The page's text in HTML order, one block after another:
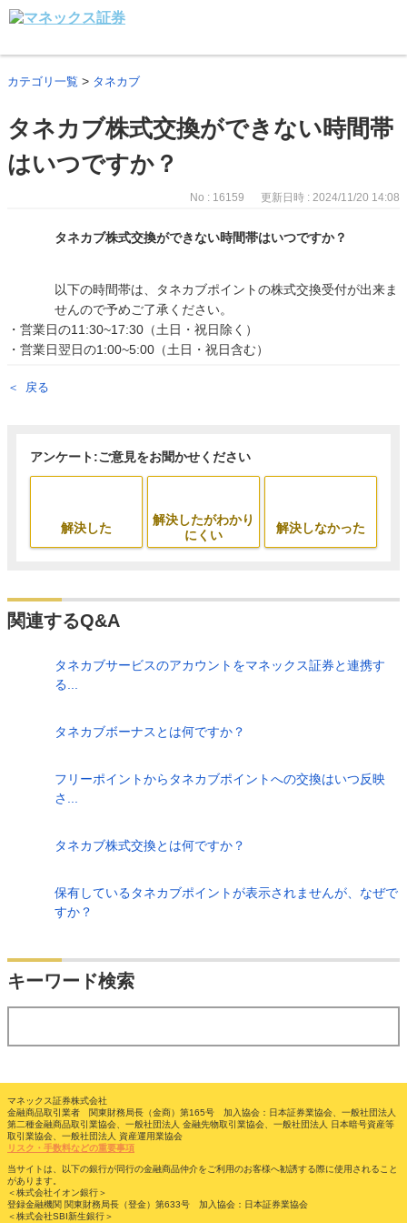
カテゴリ一覧 > タネカブ
タネカブ株式交換ができない時間帯
はいつですか？
No : 16159 更新日時 : 2024/11/20 14:08
タネカブ株式交換ができない時間帯はいつですか？
以下の時間帯は、タネカブポイントの株式交換受付が出来ま
せんので予めご了承ください。
・営業日の11:30~17:30（土日・祝日除く）
・営業日翌日の1:00~5:00（土日・祝日含む）
戻る
アンケート:ご意見をお聞かせください
解決した
解決したがわかり
にくい
解決しなかった
関連するQ&A
タネカブサービスのアカウントをマネックス証券と連携す
る...
タネカブボーナスとは何ですか？
フリーポイントからタネカブポイントへの交換はいつ反映
さ...
タネカブ株式交換とは何ですか？
保有しているタネカブポイントが表示されませんが、なぜで
すか？
キーワード検索
マネックス証券株式会社
金融商品取引業者 関東財務局長（金商）第165号 加入協会：日本証券業協会、一般社団法人
第二種金融商品取引業協会、一般社団法人 金融先物取引業協会、一般社団法人 日本暗号資産等
取引業協会、一般社団法人 資産運用業協会
リスク・手数料などの重要事項
当サイトは、以下の銀行が同行の金融商品仲介をご利用のお客様へ勧誘する際に使用されること
があります。
＜株式会社イオン銀行＞
登録金融機関 関東財務局長（登金）第633号 加入協会：日本証券業協会
＜株式会社SBI新生銀行＞